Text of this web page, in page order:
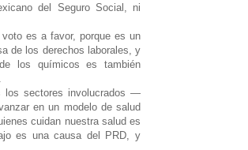
del Seguro Social, ni
es a favor, porque es un
de los derechos laborales, y
los químicos es también
los sectores involucrados —
en un modelo de salud
cuidan nuestra salud es
es una causa del PRD, y